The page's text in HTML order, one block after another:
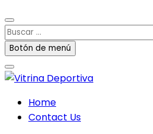
Buscar
…Botón de menú
Home
Contact Us